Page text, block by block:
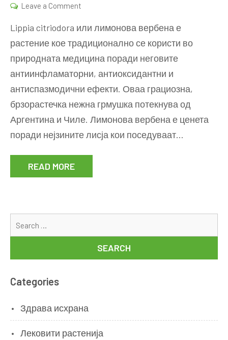
Leave a Comment
вербена
–
употреба
и
придобивки
здравјето
Lippia citriodora или лимонова вербена е
растение кое традиционално се користи во
природната медицина поради неговите
антиинфламаторни, антиоксидантни и
антиспазмодични ефекти. Оваа грациозна,
брзорастечка нежна грмушка потекнува од
Аргентина и Чиле. Лимонова вербена е ценета
поради нејзините лисја кои поседуваат…
READ MORE
Categories
Здрава исхрана
Лековити растенија